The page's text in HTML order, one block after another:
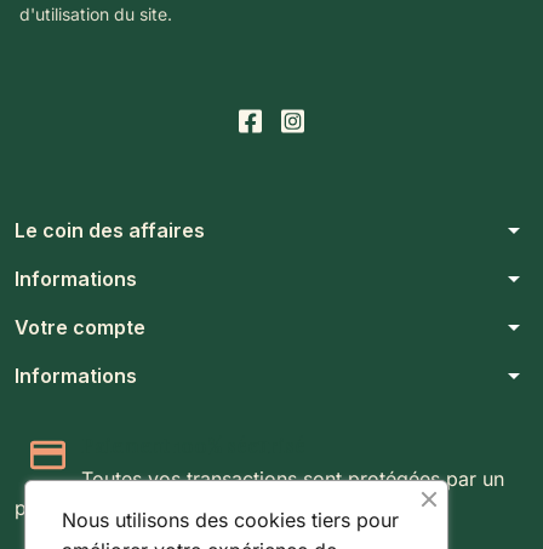
d'utilisation du site.
Le coin des affaires arrow_drop_down
Informations arrow_drop_down
Votre compte arrow_drop_down
Informations arrow_drop_down
Toutes vos transactions sont protégées par un
protocole SSL 256 bits.
Nous utilisons des cookies tiers pour